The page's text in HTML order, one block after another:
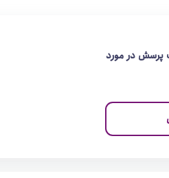
پرسش در مورد